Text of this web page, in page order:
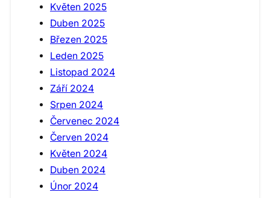
Květen 2025
Duben 2025
Březen 2025
Leden 2025
Listopad 2024
Září 2024
Srpen 2024
Červenec 2024
Červen 2024
Květen 2024
Duben 2024
Únor 2024